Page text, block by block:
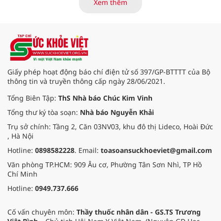
đổi số, kiểm soát nguy cơ theo toàn
Xem thêm
Giấy phép hoạt động báo chí điện tử số 397/GP-BTTTT của Bộ
thông tin và truyền thông cấp ngày 28/06/2021.
Tổng Biên Tập: ThS Nhà báo Chúc Kim Vinh
Tổng thư ký tòa soạn: Nhà báo Nguyễn Khải
Trụ sở chính: Tầng 2, Căn 03NV03, khu đô thị Lideco, Hoài Đức
, Hà Nội
Hotline: 0898582228. Email: toasoansuckhoeviet@gmail.com
Văn phòng TP.HCM: 909 Âu cơ, Phường Tân Sơn Nhì, TP Hồ
Chí Minh
Hotline: 0949.737.666
Cố vấn chuyên môn: Thầy thuốc nhân dân - GS.TS Trương